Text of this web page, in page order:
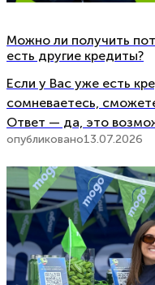
Можно ли получить
есть другие кредиты?
Если у Вас уже есть
сомневаетесь,
Ответ — да, это
не только от того,
в каких случаях
кредит, даже если у
опубликовано13.07.2026